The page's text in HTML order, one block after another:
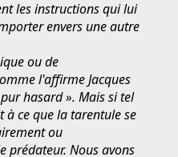
les instructions qui lui
envers une autre
ou de
l'affirme Jacques
hasard ». Mais si tel
à ce que la tarentule se
ou
prédateur. Nous avons